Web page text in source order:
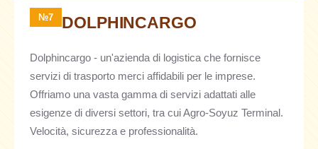
№7 DOLPHINCARGO
Dolphincargo - un'azienda di logistica che fornisce
servizi di trasporto merci affidabili per le imprese.
Offriamo una vasta gamma di servizi adattati alle
esigenze di diversi settori, tra cui Agro-Soyuz Terminal.
Velocità, sicurezza e professionalità.